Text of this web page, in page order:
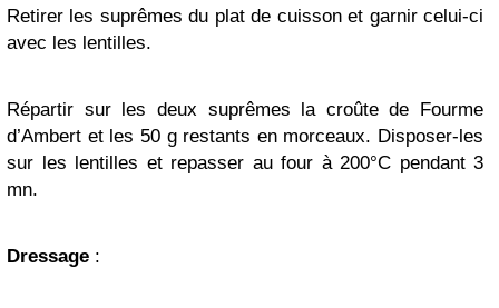
Retirer les suprêmes du plat de cuisson et garnir celui-ci
avec les lentilles.
Répartir sur les deux suprêmes la croûte de Fourme
d’Ambert et les 50 g restants en morceaux. Disposer-les
sur les lentilles et repasser au four à 200°C pendant 3
mn.
Dressage :